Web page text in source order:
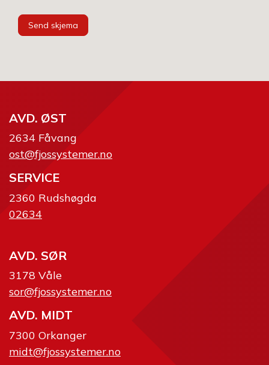
Send skjema
AVD. ØST
2634 Fåvang
ost@fjossystemer.no
SERVICE
2360 Rudshøgda
02634
AVD. SØR
3178 Våle
sor@fjossystemer.no
AVD. MIDT
7300 Orkanger
midt@fjossystemer.no